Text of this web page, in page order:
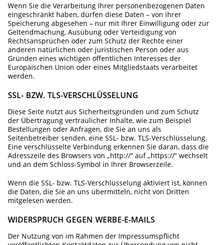
Wenn Sie die Verarbeitung Ihrer personenbezogenen Daten
eingeschränkt haben, dürfen diese Daten – von ihrer
Speicherung abgesehen – nur mit Ihrer Einwilligung oder zur
Geltendmachung, Ausübung oder Verteidigung von
Rechtsansprüchen oder zum Schutz der Rechte einer
anderen natürlichen oder juristischen Person oder aus
Gründen eines wichtigen öffentlichen Interesses der
Europäischen Union oder eines Mitgliedstaats verarbeitet
werden.
SSL- BZW. TLS-VERSCHLÜSSELUNG
Diese Seite nutzt aus Sicherheitsgründen und zum Schutz
der Übertragung vertraulicher Inhalte, wie zum Beispiel
Bestellungen oder Anfragen, die Sie an uns als
Seitenbetreiber senden, eine SSL- bzw. TLS-Verschlüsselung.
Eine verschlüsselte Verbindung erkennen Sie daran, dass die
Adresszeile des Browsers von „http://“ auf „https://“ wechselt
und an dem Schloss-Symbol in Ihrer Browserzeile.
Wenn die SSL- bzw. TLS-Verschlüsselung aktiviert ist, können
die Daten, die Sie an uns übermitteln, nicht von Dritten
mitgelesen werden.
WIDERSPRUCH GEGEN WERBE-E-MAILS
Der Nutzung von im Rahmen der Impressumspflicht